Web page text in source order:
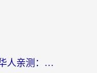
Mac翻墙回国免费？2026海外华人亲测：从CCTV5直播到国内APP，这样选加速器才靠谱